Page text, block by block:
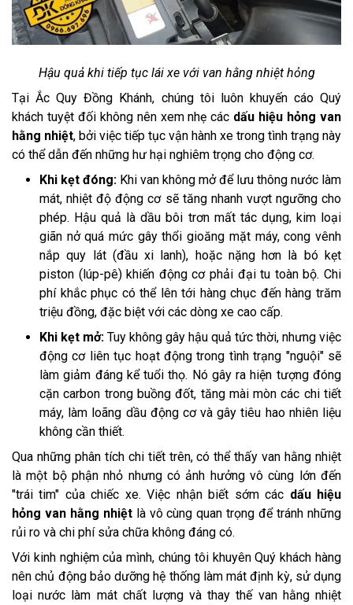
Hậu quả khi tiếp tục lái xe với van hằng nhiệt hỏng
Tại Ắc Quy Đồng Khánh, chúng tôi luôn khuyến cáo Quý
khách tuyệt đối không nên xem nhẹ các dấu hiệu hỏng van
hằng nhiệt, bởi việc tiếp tục vận hành xe trong tình trạng này
có thể dẫn đến những hư hại nghiêm trọng cho động cơ.
Khi kẹt đóng: Khi van không mở để lưu thông nước làm
mát, nhiệt độ động cơ sẽ tăng nhanh vượt ngưỡng cho
phép. Hậu quả là dầu bôi trơn mất tác dụng, kim loại
giãn nở quá mức gây thổi gioăng mặt máy, cong vênh
nắp quy lát (đầu xi lanh), hoặc nặng hơn là bó kẹt
piston (lúp-pê) khiến động cơ phải đại tu toàn bộ. Chi
phí khắc phục có thể lên tới hàng chục đến hàng trăm
triệu đồng, đặc biệt với các dòng xe cao cấp.
Khi kẹt mở: Tuy không gây hậu quả tức thời, nhưng việc
động cơ liên tục hoạt động trong tình trạng "nguội" sẽ
làm giảm đáng kể tuổi thọ. Nó gây ra hiện tượng đóng
cặn carbon trong buồng đốt, tăng mài mòn các chi tiết
máy, làm loãng dầu động cơ và gây tiêu hao nhiên liệu
không cần thiết.
Qua những phân tích chi tiết trên, có thể thấy van hằng nhiệt
là một bộ phận nhỏ nhưng có ảnh hưởng vô cùng lớn đến
"trái tim" của chiếc xe. Việc nhận biết sớm các dấu hiệu
hỏng van hằng nhiệtlà vô cùng quan trọng để tránh những
rủi ro và chi phí sửa chữa không đáng có.
Với kinh nghiệm của mình, chúng tôi khuyên Quý khách hàng
nên chủ động bảo dưỡng hệ thống làm mát định kỳ, sử dụng
loại nước làm mát chất lượng và thay thế van hằng nhiệt